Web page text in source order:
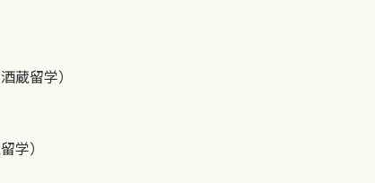
蔵留学）
学）